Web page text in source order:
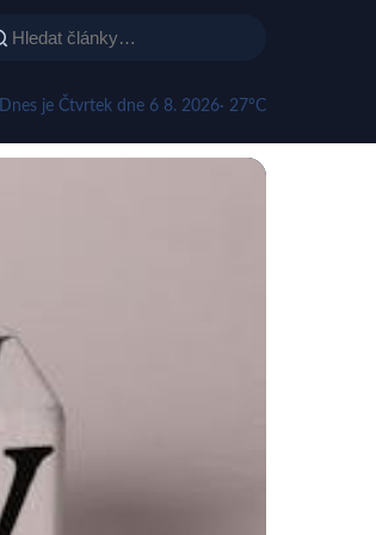
Dnes je Čtvrtek dne 6 8. 2026· 27°C